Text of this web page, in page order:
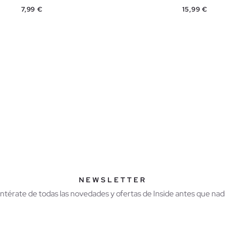
Precio
7,99 €
Precio
15,99 €
NEWSLETTER
de todas las novedades y ofertas de Inside antes que